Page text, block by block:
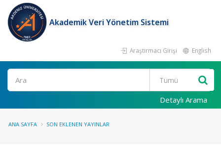
Akademik Veri Yönetim Sistemi
Araştırmacı Girişi English
Ara
Detaylı Arama
ANA SAYFA SON EKLENEN YAYINLAR